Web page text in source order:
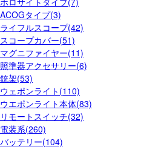
ACOGタイプ(3)
ライフルスコープ(42)
スコープカバー(51)
マグニファイヤー(11)
照準器アクセサリー(6)
銃架(53)
ウェポンライト(110)
ウエポンライト本体(83)
リモートスイッチ(32)
電装系(260)
バッテリー(104)